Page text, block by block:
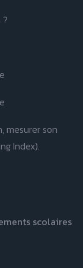
mesurer son
Index).
scolaires